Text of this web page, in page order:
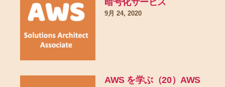
暗号化サービス
9月 24, 2020
AWS を学ぶ（20）AWS